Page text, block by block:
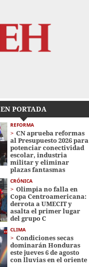
EN PORTADA
REFORMA
CN aprueba reformas
al Presupuesto 2026 para
potenciar conectividad
escolar, industria
militar y eliminar
plazas fantasmas
CRÓNICA
Olimpia no falla en
Copa Centroamericana:
derrota a UMECIT y
asalta el primer lugar
del grupo C
CLIMA
Condiciones secas
dominarán Honduras
este jueves 6 de agosto
con lluvias en el oriente